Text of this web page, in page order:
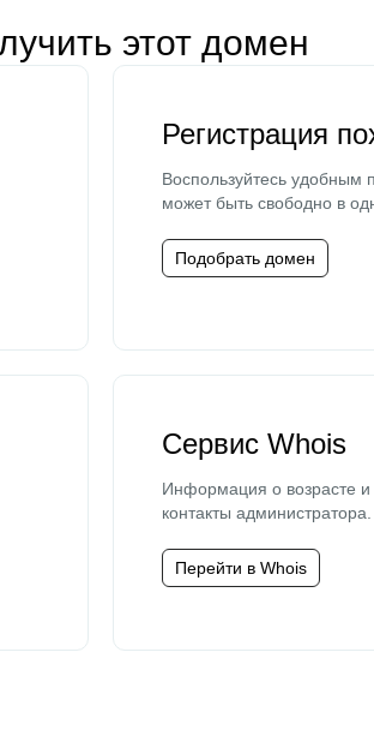
этот домен
Регистрация
Воспользуйтесь
может быть свободно в
Подобрать домен
Сервис Whois
Информация о возрасте и
контакты администратора.
Перейти в Whois